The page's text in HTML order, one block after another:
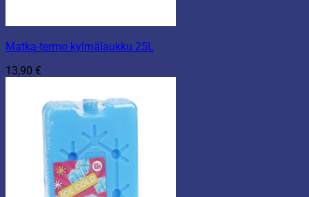
Matka-termo kylmälaukku 25L
13,90 €